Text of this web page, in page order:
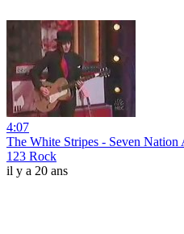
4:07
The White Stripes - Seven Nation
123 Rock
il y a 20 ans